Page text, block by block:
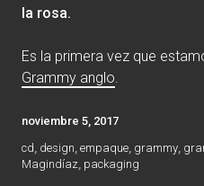
la rosa.
Es la primera vez que
Grammy anglo.
noviembre 5, 2017
cd design empaque grammy
Magindíaz packaging